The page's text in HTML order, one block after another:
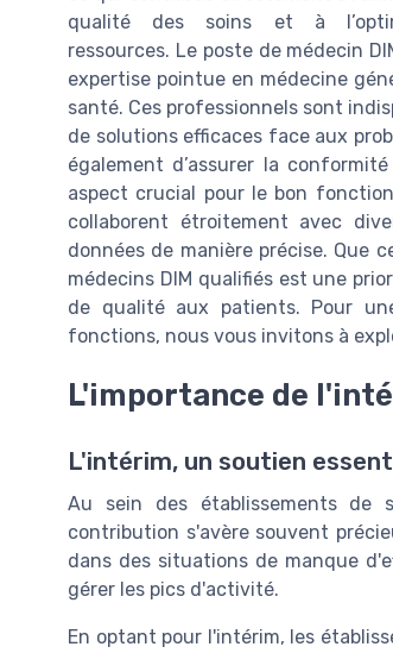
qualité des soins et à
ressources. Le poste de médecin
expertise pointue en médecine
santé. Ces professionnels sont
de solutions efficaces face aux
également d’assurer la
aspect crucial pour le bon
collaborent étroitement avec
données de manière précise. Que
médecins DIM qualifiés est une
de qualité aux patients. Pour
fonctions, nous vous invitons à
L'importance de
L'intérim, un soutien
Au sein des établissements de
contribution s'avère souvent
dans des situations de manque
gérer les pics d'activité.
En optant pour l'intérim, les